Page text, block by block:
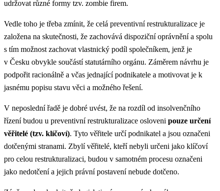
udržovat různé formy tzv. zombie firem.
Vedle toho je třeba zmínit, že celá preventivní restrukturalizace je
založena na skutečnosti, že zachovává dispoziční oprávnění a spolu
s tím možnost zachovat vlastnický podíl společníkem, jenž je
v Česku obvykle součástí statutárního orgánu. Záměrem návrhu je
podpořit racionálně a včas jednající podnikatele a motivovat je k
jasnému popisu stavu věci a možného řešení.
V neposlední řadě je dobré uvést, že na rozdíl od insolvenčního
řízení budou u preventivní restrukturalizace osloveni pouze určení
věřitelé (tzv. klíčoví). Tyto věřitele určí podnikatel a jsou označeni
dotčenými stranami. Zbylí věřitelé, kteří nebyli určeni jako klíčoví
pro celou restrukturalizaci, budou v samotném procesu označeni
jako nedotčení a jejich právní postavení nebude dotčeno.